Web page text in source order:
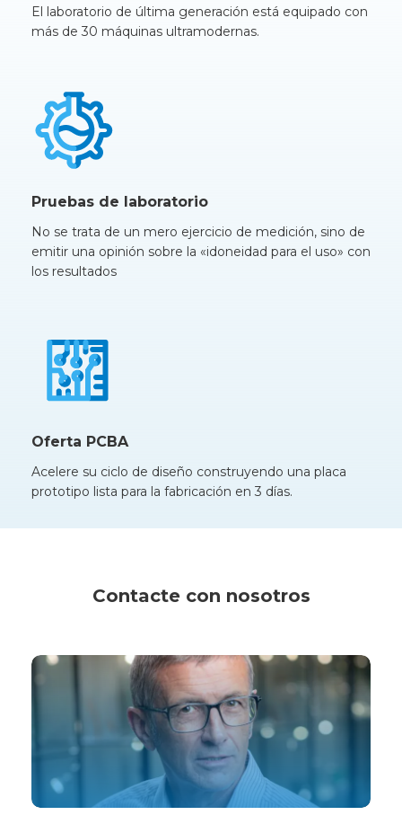
El laboratorio de última generación está equipado con
más de 30 máquinas ultramodernas.
Pruebas de laboratorio
No se trata de un mero ejercicio de medición, sino de
emitir una opinión sobre la «idoneidad para el uso» con
los resultados
Oferta PCBA
Acelere su ciclo de diseño construyendo una placa
prototipo lista para la fabricación en 3 días.
Contacte con nosotros